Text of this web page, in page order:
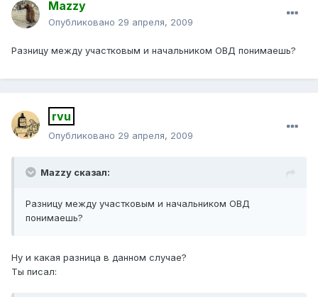
Mazzy
Опубликовано 29 апреля, 2009
Разницу между участковым и начальником ОВД понимаешь?
rvu
Опубликовано 29 апреля, 2009
Mazzy сказал:
Разницу между участковым и начальником ОВД
понимаешь?
Ну и какая разница в данном случае?
Ты писал: